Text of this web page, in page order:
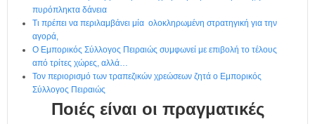
πυρόπληκτα δάνεια
Τι πρέπει να περιλαμβάνει μία ολοκληρωμένη στρατηγική για την
αγορά,
Ο Εμπορικός Σύλλογος Πειραιώς συμφωνεί με επιβολή το τέλους
από τρίτες χώρες, αλλά…
Τον περιορισμό των τραπεζικών χρεώσεων ζητά ο Εμπορικός
Σύλλογος Πειραιώς
Ποιές είναι οι πραγματικές